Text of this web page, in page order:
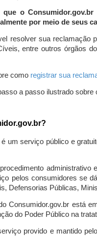
que o
por meio de seus
resolver sua reclamação
entre outros órgãos
como registrar sua
a passo ilustrado
um serviço público e
pelos consumidores se
Defensorias Públicas,
Consumidor.gov.br está
do Poder Público na
provido e mantido